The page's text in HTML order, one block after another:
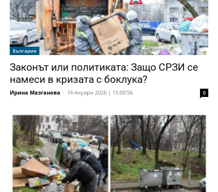
България
Законът или политиката: Защо СРЗИ се
намеси в кризата с боклука?
Ирина Мазганова - 16 януари 2026 | 15:00:56 0